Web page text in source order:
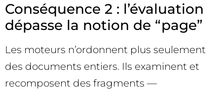
Conséquence 2 : l’évaluation
dépasse la notion de “page”
Les moteurs n’ordonnent plus seulement
des documents entiers. Ils examinent et
recomposent des fragments —